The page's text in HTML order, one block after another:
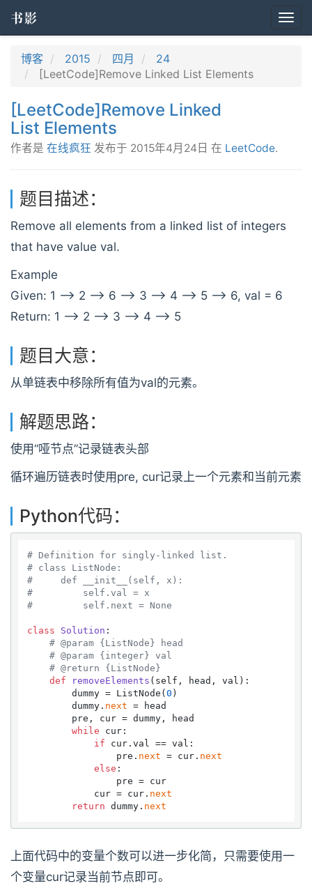
书影
博客 2015 四月
24
[LeetCode]Remove Linked List Elements
[LeetCode]Remove Linked
List Elements
作者是 在线疯狂 发布于 2015年4月24日 在 LeetCode.
题目描述：
Remove all elements from a linked list of integers
that have value val.
Example
Given: 1 --> 2 --> 6 --> 3 --> 4 --> 5 --> 6, val = 6
Return: 1 --> 2 --> 3 --> 4 --> 5
题目大意：
从单链表中移除所有值为val的元素。
解题思路：
使用“哑节点”记录链表头部
循环遍历链表时使用pre, cur记录上一个元素和当前元素
Python代码：
# Definition for singly-linked list.
# class ListNode:
#     def __init__(self, x):
#         self.val = x
#         self.next = None
class Solution :
# @param {ListNode} head
# @param {integer} val
# @return {ListNode}
def
removeElements ( self, head, val ):
        dummy = ListNode(
0 )
        dummy.
next = head
        pre, cur = dummy, head
while cur:
if cur.val == val:
                pre.
next = cur. next
else :
                pre = cur
            cur = cur.
next
return dummy. next
上面代码中的变量个数可以进一步化简，只需要使用一
个变量cur记录当前节点即可。